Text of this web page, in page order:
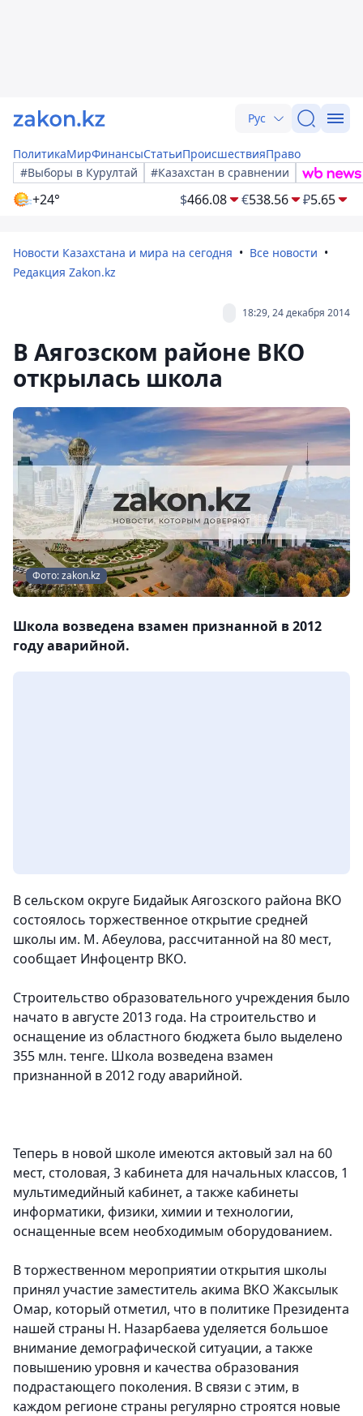
Рус
ПолитикаМирФинансыСтатьиПроисшествияПраво
#Выборы в Курултай
#Казахстан в сравнении
+24° $466.08 €538.56 ₽5.65
Новости Казахстана и мира на сегодня
Все новости
Редакция Zakon.kz
18:29, 24 декабря 2014
В Аягозском районе ВКО
открылась школа
Фото: zakon.kz
Школа возведена взамен признанной в 2012
году аварийной.
В сельском округе Бидайык Аягозского района ВКО
состоялось торжественное открытие средней
школы им. М. Абеулова, рассчитанной на 80 мест,
сообщает Инфоцентр ВКО.
Строительство образовательного учреждения было
начато в августе 2013 года. На строительство и
оснащение из областного бюджета было выделено
355 млн. тенге. Школа возведена взамен
признанной в 2012 году аварийной.
Теперь в новой школе имеются актовый зал на 60
мест, столовая, 3 кабинета для начальных классов, 1
мультимедийный кабинет, а также кабинеты
информатики, физики, химии и технологии,
оснащенные всем необходимым оборудованием.
В торжественном мероприятии открытия школы
принял участие заместитель акима ВКО Жаксылык
Омар, который отметил, что в политике Президента
нашей страны Н. Назарбаева уделяется большое
внимание демографической ситуации, а также
повышению уровня и качества образования
подрастающего поколения. В связи с этим, в
каждом регионе страны регулярно строятся новые